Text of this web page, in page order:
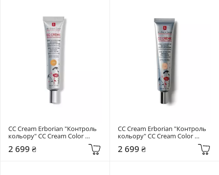
СС Cream Erborian "Контроль
кольору" CC Cream Color
2 699 ₴
СС Cream Erborian "Контроль
кольору" CC Cream Color
2 699 ₴